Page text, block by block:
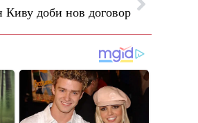
Киву доби нов договор